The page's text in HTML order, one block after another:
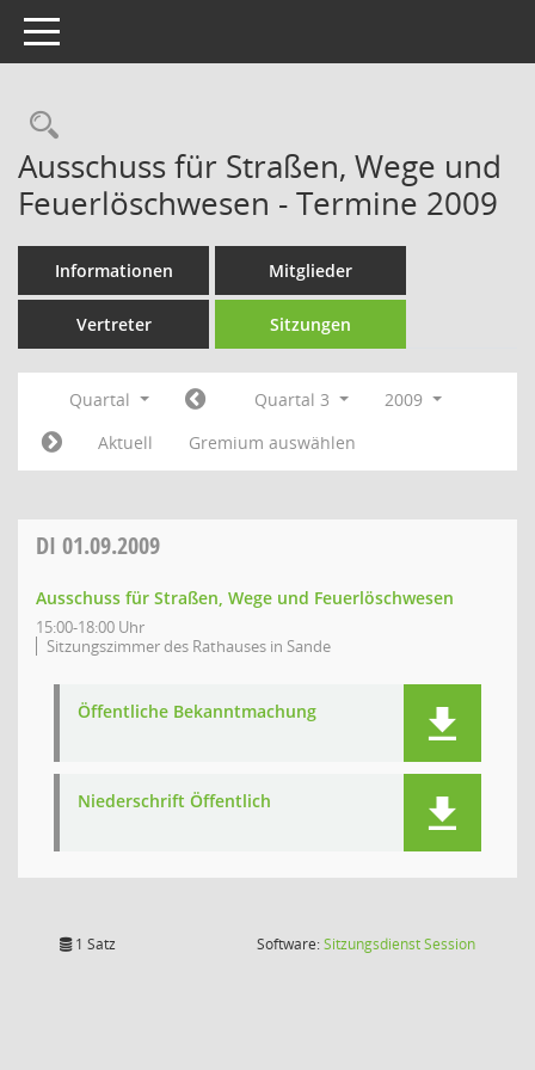
Toggle navigation
Rechercheauswahl
Ausschuss für Straßen, Wege und
Feuerlöschwesen - Termine 2009
Informationen Mitglieder
Vertreter Sitzungen
Quartal Quartal 3
2009
Aktuell
Gremium auswählen
DI 01.09.2009
Ausschuss für Straßen, Wege und Feuerlöschwesen
15:00-18:00 Uhr
Sitzungszimmer des Rathauses in Sande
Öffentliche Bekanntmachung
Niederschrift Öffentlich
1 Satz Software:SitzungsdienstSession(Wird in